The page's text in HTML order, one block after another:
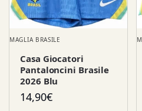
MAGLIA BRASILE
Casa Giocatori
Pantaloncini Brasile
2026 Blu
14,90€